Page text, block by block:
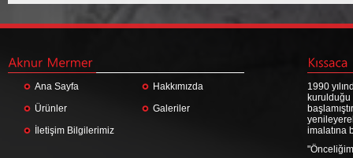
Ana Sayfa
Hakkımızda
Ürünler
Galeriler
İletişim Bilgilerimiz
1990
imalatına